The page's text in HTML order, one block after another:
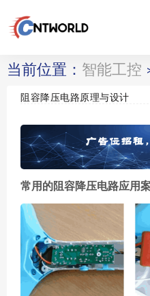
当前位置： 智能工控
阻容降压电路原理与设计
常用的阻容降压电路应用